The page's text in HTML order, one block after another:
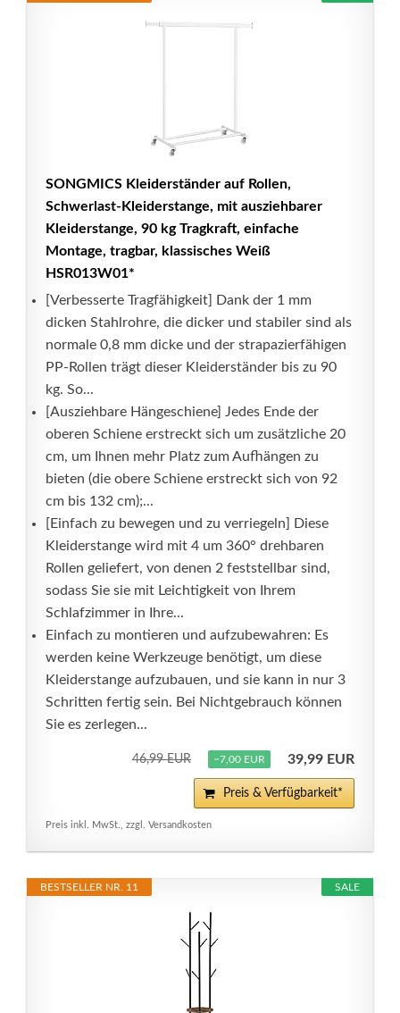
SONGMICS Kleiderständer auf Rollen,
Schwerlast-Kleiderstange, mit ausziehbarer
Kleiderstange, 90 kg Tragkraft, einfache
Montage, tragbar, klassisches Weiß
HSR013W01*
[Verbesserte Tragfähigkeit] Dank der 1 mm
dicken Stahlrohre, die dicker und stabiler sind als
normale 0,8 mm dicke und der strapazierfähigen
PP-Rollen trägt dieser Kleiderständer bis zu 90
kg. So...
[Ausziehbare Hängeschiene] Jedes Ende der
oberen Schiene erstreckt sich um zusätzliche 20
cm, um Ihnen mehr Platz zum Aufhängen zu
bieten (die obere Schiene erstreckt sich von 92
cm bis 132 cm);...
[Einfach zu bewegen und zu verriegeln] Diese
Kleiderstange wird mit 4 um 360° drehbaren
Rollen geliefert, von denen 2 feststellbar sind,
sodass Sie sie mit Leichtigkeit von Ihrem
Schlafzimmer in Ihre...
Einfach zu montieren und aufzubewahren: Es
werden keine Werkzeuge benötigt, um diese
Kleiderstange aufzubauen, und sie kann in nur 3
Schritten fertig sein. Bei Nichtgebrauch können
Sie es zerlegen...
46,99 EUR −7,00 EUR 39,99 EUR
Preis & Verfügbarkeit*
Preis inkl. MwSt., zzgl. Versandkosten
SALE
BESTSELLER NR. 11